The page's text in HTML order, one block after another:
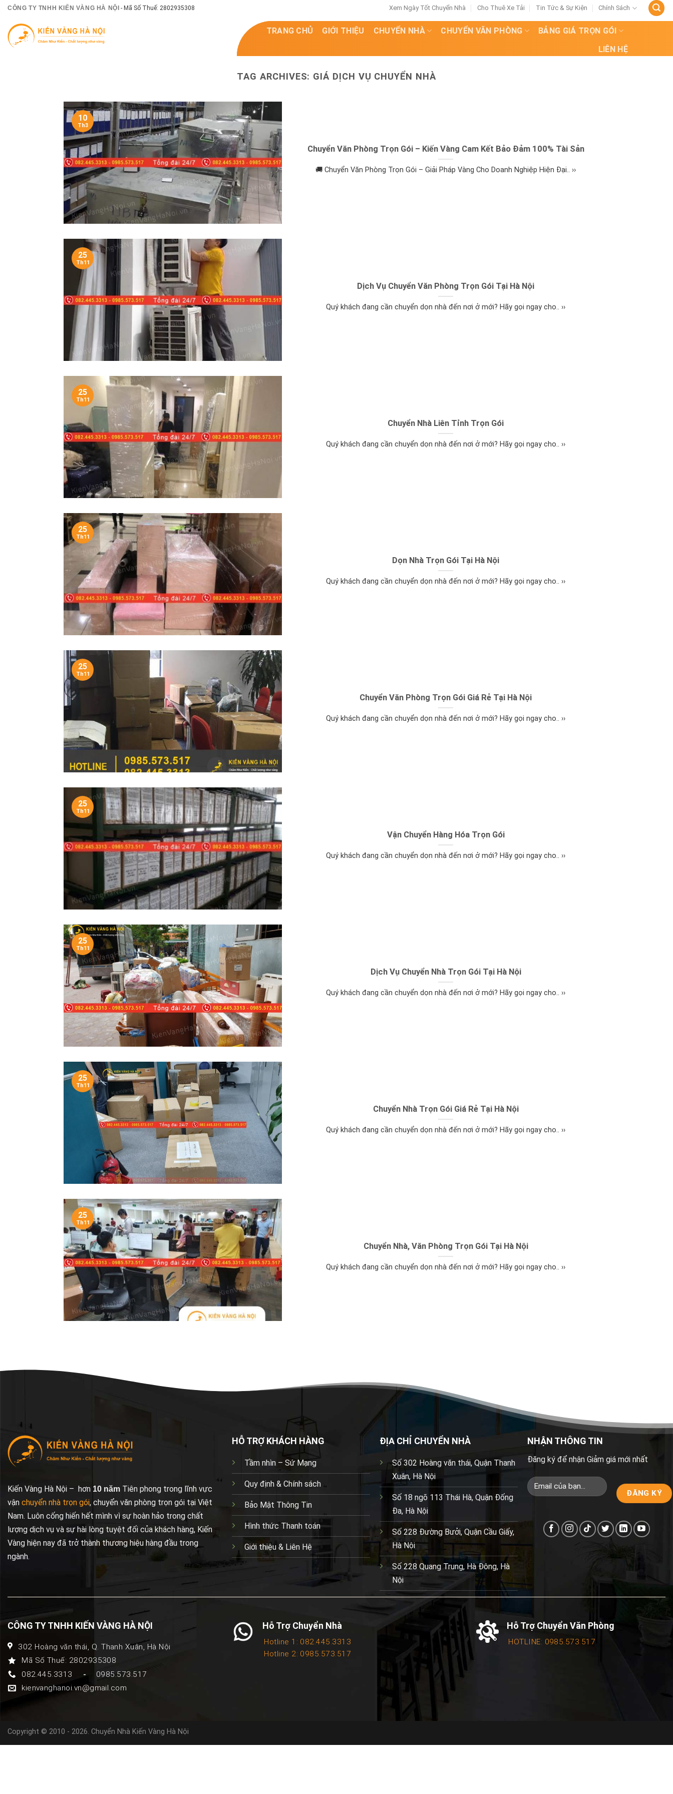
Skip
content
CÔNG TY TNHH KIẾN VÀNG HÀ NỘI - Mã Số Thuế: 2802935308 Xem Ngày Tốt Chuyển Nhà Cho Thuê Xe Tải Tin Tức & Sự Kiện Chính Sách
TRANG CHỦ GIỚI THIỆU CHUYỂN NHÀ CHUYỂN VĂN PHÒNG
BẢNG GIÁ TRỌN GÓI
LIÊN HỆ
TAG ARCHIVES: GIÁ DỊCH VỤ CHUYỂN NHÀ
Chuyển Văn Phòng Trọn Gói – Kiến Vàng Cam Kết Bảo Đảm 100% Tài Sản
🚚 Chuyển Văn Phòng Trọn Gói – Giải Pháp Vàng Cho Doanh Nghiệp Hiện Đại.. ››
10
Th3
Dịch Vụ Chuyển Văn Phòng Trọn Gói Tại Hà Nội
Quý khách đang cần chuyển dọn nhà đến nơi ở mới? Hãy gọi ngay cho.. ››
25
Th11
Chuyển Nhà Liên Tỉnh Trọn Gói
Quý khách đang cần chuyển dọn nhà đến nơi ở mới? Hãy gọi ngay cho.. ››
25
Th11
Dọn Nhà Trọn Gói Tại Hà Nội
Quý khách đang cần chuyển dọn nhà đến nơi ở mới? Hãy gọi ngay cho.. ››
25
Th11
Chuyển Văn Phòng Trọn Gói Giá Rẻ Tại Hà Nội
Quý khách đang cần chuyển dọn nhà đến nơi ở mới? Hãy gọi ngay cho.. ››
25
Th11
Vận Chuyển Hàng Hóa Trọn Gói
Quý khách đang cần chuyển dọn nhà đến nơi ở mới? Hãy gọi ngay cho.. ››
25
Th11
Dịch Vụ Chuyển Nhà Trọn Gói Tại Hà Nội
Quý khách đang cần chuyển dọn nhà đến nơi ở mới? Hãy gọi ngay cho.. ››
25
Th11
Chuyển Nhà Trọn Gói Giá Rẻ Tại Hà Nội
Quý khách đang cần chuyển dọn nhà đến nơi ở mới? Hãy gọi ngay cho.. ››
25
Th11
Chuyển Nhà, Văn Phòng Trọn Gói Tại Hà Nội
Quý khách đang cần chuyển dọn nhà đến nơi ở mới? Hãy gọi ngay cho.. ››
25
Th11
Kiến Vàng Hà Nội – hơn 10 năm Tiên phong trong lĩnh vực
vận chuyển nhà trọn gói, chuyển văn phòng trọn gói tại Việt
Nam. Luôn cống hiến hết mình vì sự hoàn hảo trong chất
lượng dịch vụ và sự hài lòng tuyệt đối của khách hàng, Kiến
Vàng hiện nay đã trở thành thương hiệu hàng đầu trong
ngành.
HỖ TRỢ KHÁCH HÀNG
Tầm nhìn – Sứ Mạng
Quy định & Chính sách
Bảo Mật Thông Tin
Hình thức Thanh toán
Giới thiệu & Liên Hệ
ĐỊA CHỈ CHUYỂN NHÀ
Số 302 Hoàng văn thái, Quận Thanh
Xuân, Hà Nội
Số 18 ngõ 113 Thái Hà, Quận Đống
Đa, Hà Nội
Số 228 Đường Bưởi, Quận Cầu Giấy,
Hà Nội
Số 228 Quang Trung, Hà Đông, Hà
Nội
NHẬN THÔNG TIN
Đăng ký để nhận Giảm giá mới nhất
CÔNG TY TNHH KIẾN VÀNG HÀ NỘI
302 Hoàng văn thái, Q. Thanh Xuân, Hà Nội
Mã Số Thuế: 2802935308
082.445.3313
-
0985.573.517
kienvanghanoi.vn@gmail.com
Hỗ Trợ Chuyển Nhà
Hotline 1: 082.445.3313
Hotline 2: 0985.573.517
Hỗ Trợ Chuyển Văn Phòng
HOTLINE: 0985.573.517
Copyright © 2010 - 2026. Chuyển Nhà Kiến Vàng Hà Nội